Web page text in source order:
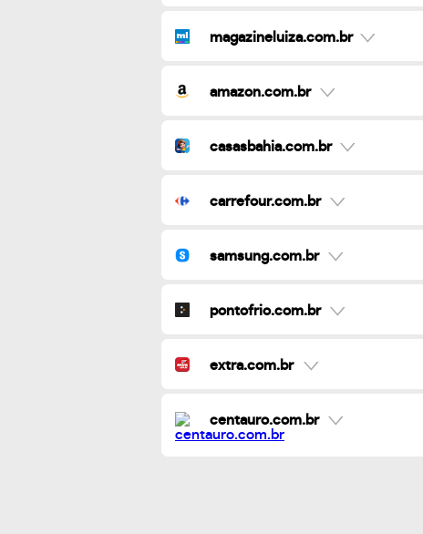
magazineluiza.com.br
amazon.com.br
casasbahia.com.br
carrefour.com.br
samsung.com.br
pontofrio.com.br
extra.com.br
centauro.com.br